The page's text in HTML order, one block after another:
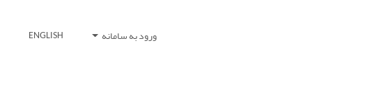
ورود به سامانه ENGLISH